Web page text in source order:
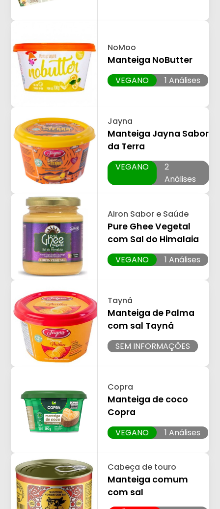
NoMoo
Manteiga NoButter
VEGANO 1 Análises
Jayna
Manteiga Jayna Sabor
da Terra
VEGANO
2
Análises
Airon Sabor e Saúde
Pure Ghee Vegetal
com Sal do Himalaia
VEGANO 1 Análises
Tayná
Manteiga de Palma
com sal Tayná
SEM INFORMAÇÕES
Copra
Manteiga de coco
Copra
VEGANO 1 Análises
Cabeça de touro
Manteiga comum
com sal